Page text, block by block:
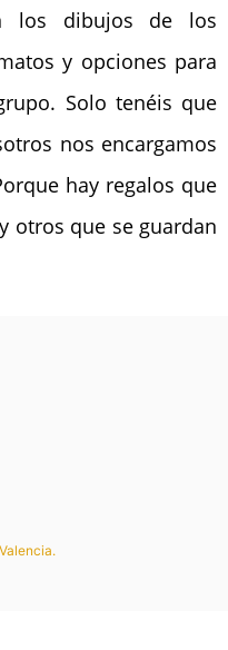
los dibujos de los
y opciones para
Solo tenéis que
nos encargamos
hay regalos que
otros que se guardan